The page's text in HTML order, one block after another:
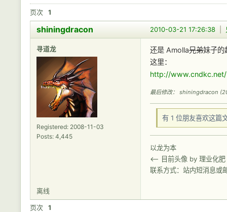
页次 1
2010-03-21 17:26:38
shiningdracon
寻道龙
Registered: 2008-11-03
Posts: 4,445
还是 Amolla兄弟妹子的
这里：
http://
最后修改： shiningdracon
有 1 位朋友喜欢这篇
以龙为本
<-- 目前头像 by 理业化肥
联系方式：站内短消息或
离线
页次 1